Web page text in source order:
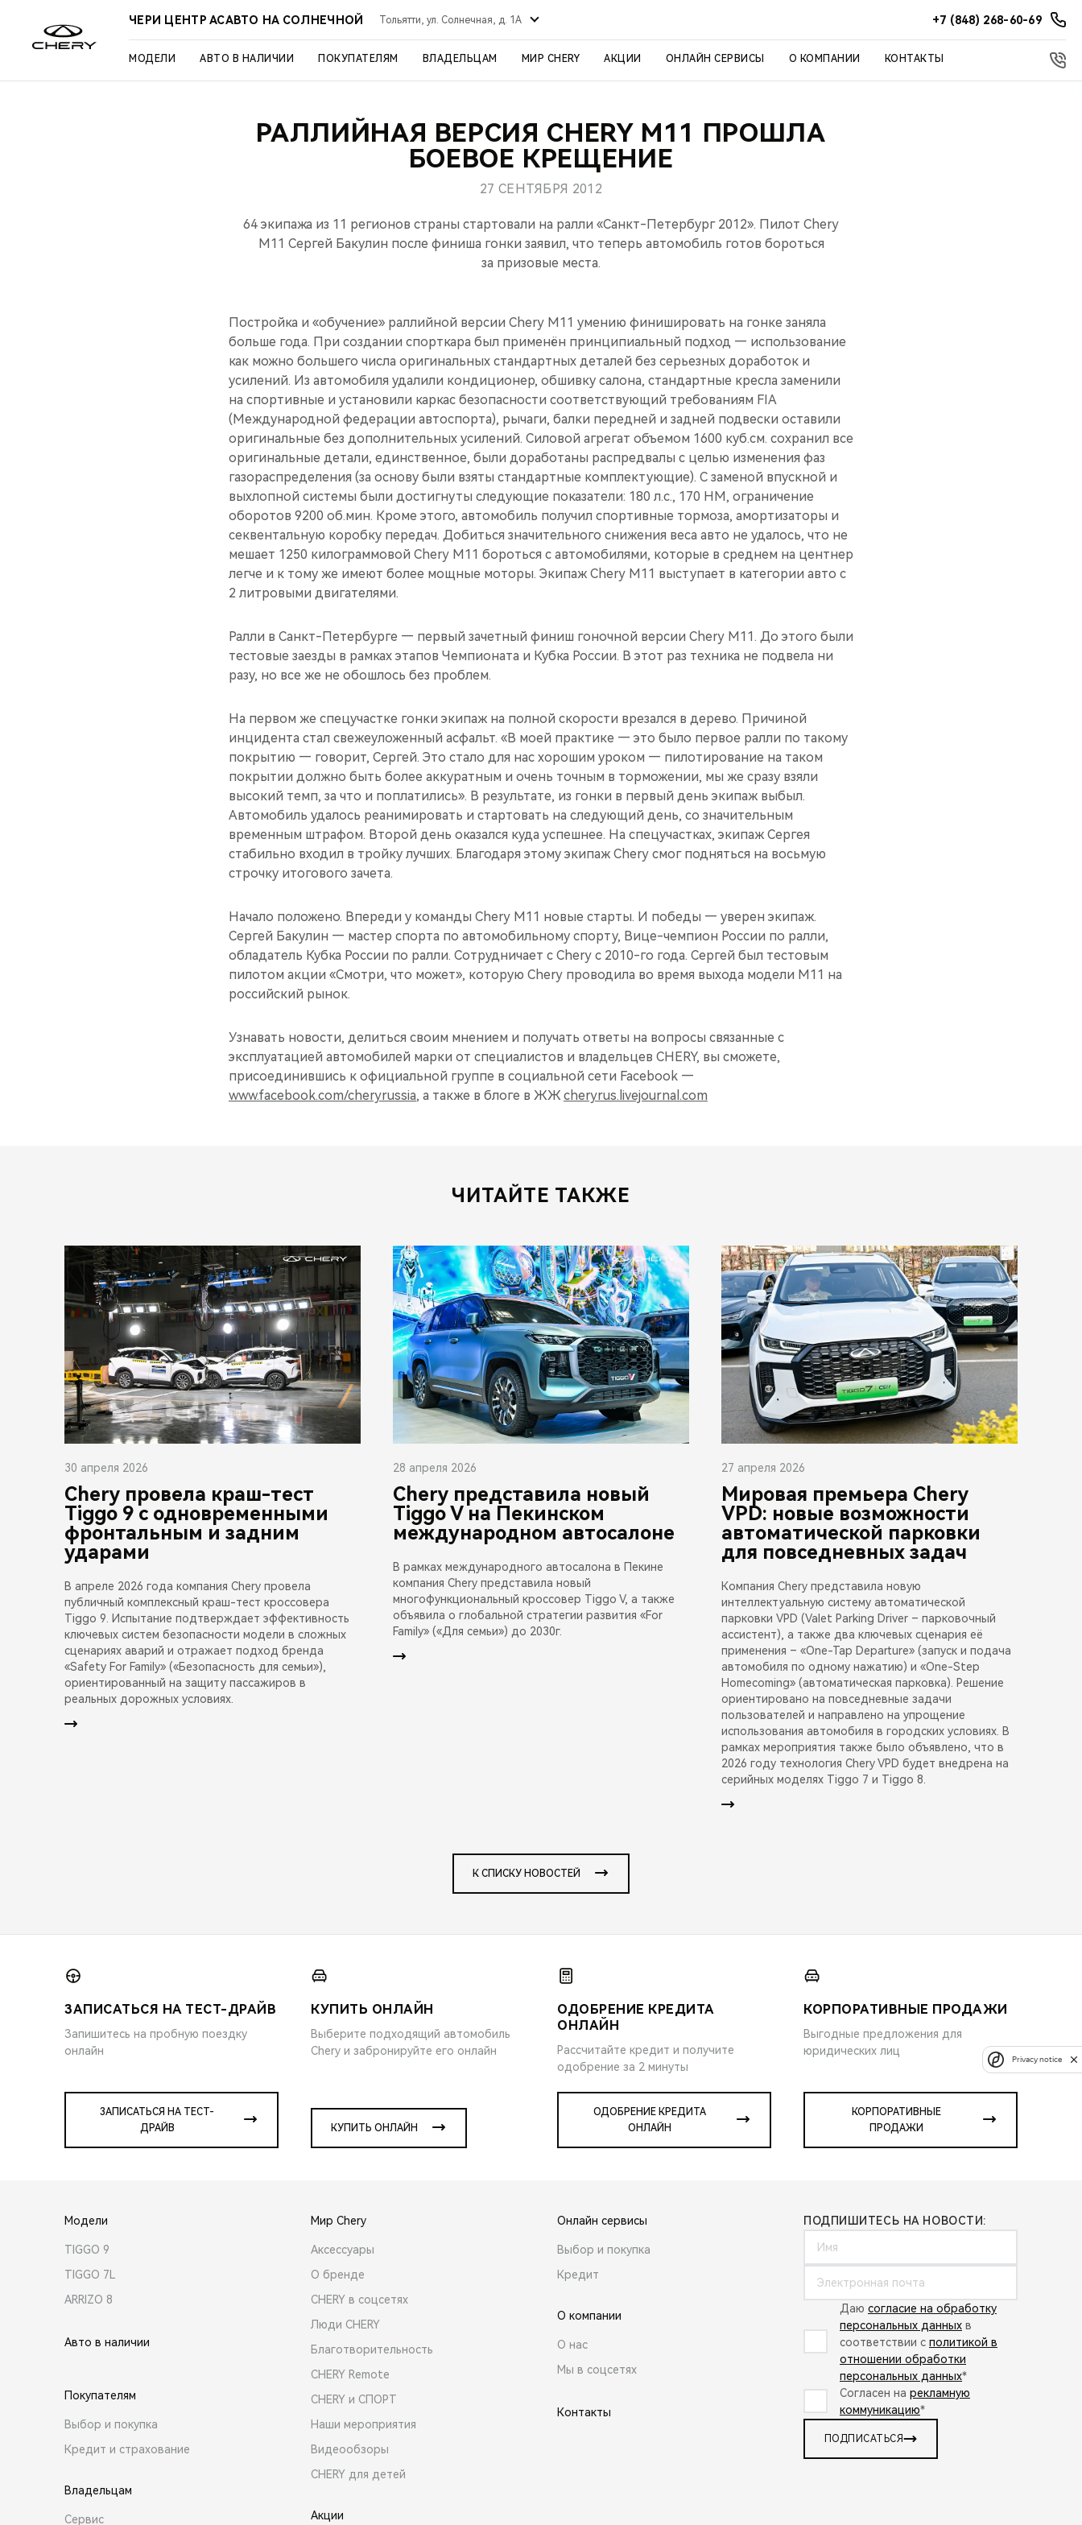
ЧЕРИ ЦЕНТР АСАВТО НА СОЛНЕЧНОЙ Тольятти, ул. Солнечная, д. 1А +7 (848) 268-60-69
МОДЕЛИ АВТО В НАЛИЧИИ ПОКУПАТЕЛЯМ ВЛАДЕЛЬЦАМ МИР CHERY АКЦИИ ОНЛАЙН СЕРВИСЫ О КОМПАНИИ КОНТАКТЫ
РАЛЛИЙНАЯ ВЕРСИЯ CHERY M11 ПРОШЛА
БОЕВОЕ КРЕЩЕНИЕ
27 СЕНТЯБРЯ 2012
64 экипажа из 11 регионов страны стартовали на ралли «Санкт-Петербург 2012». Пилот Chery
М11 Сергей Бакулин после финиша гонки заявил, что теперь автомобиль готов бороться
за призовые места.
Постройка и «обучение» раллийной версии Chery M11 умению финишировать на гонке заняла
больше года. При создании спорткара был применён принципиальный подход — использование
как можно большего числа оригинальных стандартных деталей без серьезных доработок и
усилений. Из автомобиля удалили кондиционер, обшивку салона, стандартные кресла заменили
на спортивные и установили каркас безопасности соответствующий требованиям FIA
(Международной федерации автоспорта), рычаги, балки передней и задней подвески оставили
оригинальные без дополнительных усилений. Силовой агрегат объемом 1600 куб.см. сохранил все
оригинальные детали, единственное, были доработаны распредвалы с целью изменения фаз
газораспределения (за основу были взяты стандартные комплектующие). С заменой впускной и
выхлопной системы были достигнуты следующие показатели: 180 л.с., 170 НМ, ограничение
оборотов 9200 об.мин. Кроме этого, автомобиль получил спортивные тормоза, амортизаторы и
секвентальную коробку передач. Добиться значительного снижения веса авто не удалось, что не
мешает 1250 килограммовой Chery M11 бороться с автомобилями, которые в среднем на центнер
легче и к тому же имеют более мощные моторы. Экипаж Chery M11 выступает в категории авто с
2 литровыми двигателями.
Ралли в Санкт-Петербурге — первый зачетный финиш гоночной версии Chery M11. До этого были
тестовые заезды в рамках этапов Чемпионата и Кубка России. В этот раз техника не подвела ни
разу, но все же не обошлось без проблем.
На первом же спецучастке гонки экипаж на полной скорости врезался в дерево. Причиной
инцидента стал свежеуложенный асфальт. «В моей практике — это было первое ралли по такому
покрытию — говорит, Сергей. Это стало для нас хорошим уроком — пилотирование на таком
покрытии должно быть более аккуратным и очень точным в торможении, мы же сразу взяли
высокий темп, за что и поплатились». В результате, из гонки в первый день экипаж выбыл.
Автомобиль удалось реанимировать и стартовать на следующий день, со значительным
временным штрафом. Второй день оказался куда успешнее. На спецучастках, экипаж Сергея
стабильно входил в тройку лучших. Благодаря этому экипаж Сhery смог подняться на восьмую
строчку итогового зачета.
Начало положено. Впереди у команды Chery M11 новые старты. И победы — уверен экипаж.
Сергей Бакулин — мастер спорта по автомобильному спорту, Вице-чемпион России по ралли,
обладатель Кубка России по ралли. Сотрудничает с Chery c 2010-го года. Сергей был тестовым
пилотом акции «Смотри, что может», которую Chery проводила во время выхода модели М11 на
российский рынок.
Узнавать новости, делиться своим мнением и получать ответы на вопросы связанные с
эксплуатацией автомобилей марки от специалистов и владельцев CHERY, вы сможете,
присоединившись к официальной группе в социальной сети Facebook —
www.facebook.com/cheryrussia, а также в блоге в ЖЖcheryrus.livejournal.com
ЧИТАЙТЕ ТАКЖЕ
30 апреля 2026
Chery провела краш-тест
Tiggo 9 с одновременными
фронтальным и задним
ударами
В апреле 2026 года компания Chery провела
публичный комплексный краш-тест кроссовера
Tiggo 9. Испытание подтверждает эффективность
ключевых систем безопасности модели в сложных
сценариях аварий и отражает подход бренда
«Safety For Family» («Безопасность для семьи»),
ориентированный на защиту пассажиров в
реальных дорожных условиях.
28 апреля 2026
Chery представила новый
Tiggo V на Пекинском
международном автосалоне
В рамках международного автосалона в Пекине
компания Chery представила новый
многофункциональный кроссовер Tiggo V, а также
объявила о глобальной стратегии развития «For
Family» («Для семьи») до 2030г.
27 апреля 2026
Мировая премьера Chery
VPD: новые возможности
автоматической парковки
для повседневных задач
Компания Chery представила новую
интеллектуальную систему автоматической
парковки VPD (Valet Parking Driver – парковочный
ассистент), а также два ключевых сценария её
применения – «One-Tap Departure» (запуск и подача
автомобиля по одному нажатию) и «One-Step
Homecoming» (автоматическая парковка). Решение
ориентировано на повседневные задачи
пользователей и направлено на упрощение
использования автомобиля в городских условиях. В
рамках мероприятия также было объявлено, что в
2026 году технология Chery VPD будет внедрена на
серийных моделях Tiggo 7 и Tiggo 8.
К СПИСКУ НОВОСТЕЙ
ЗАПИСАТЬСЯ НА ТЕСТ-ДРАЙВ
Запишитесь на пробную поездку
онлайн
ЗАПИСАТЬСЯ НА ТЕСТ-
ДРАЙВ
КУПИТЬ ОНЛАЙН
Выберите подходящий автомобиль
Chery и забронируйте его онлайн
КУПИТЬ ОНЛАЙН
ОДОБРЕНИЕ КРЕДИТА
ОНЛАЙН
Рассчитайте кредит и получите
одобрение за 2 минуты
ОДОБРЕНИЕ КРЕДИТА
ОНЛАЙН
КОРПОРАТИВНЫЕ ПРОДАЖИ
Выгодные предложения для
юридических лиц
КОРПОРАТИВНЫЕ
ПРОДАЖИ
Модели
TIGGO 9
TIGGO 7L
ARRIZO 8
Авто в наличии
Покупателям
Выбор и покупка
Кредит и страхование
Владельцам
Сервис
Мир Chery
Аксессуары
О бренде
CHERY в соцсетях
Люди CHERY
Благотворительность
CHERY Remote
CHERY и СПОРТ
Наши мероприятия
Видеообзоры
CHERY для детей
Акции
Онлайн сервисы
Выбор и покупка
Кредит
О компании
О нас
Мы в соцсетях
Контакты
ПОДПИШИТЕСЬ НА НОВОСТИ:
Даю согласие на обработку
персональных данных в
соответствии с политикой в
отношении обработки
персональных данных*
Согласен на рекламную
коммуникацию*
ПОДПИСАТЬСЯ
Privacy notice